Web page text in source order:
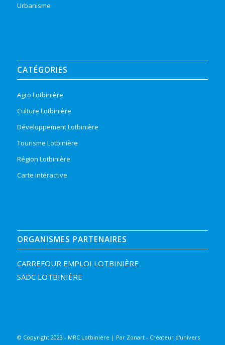
Urbanisme
CATÉGORIES
Agro Lotbinière
Culture Lotbinière
Développement Lotbinière
Tourisme Lotbinière
Région Lotbinière
Carte intéractive
ORGANISMES PARTENAIRES
CARREFOUR EMPLOI LOTBINIÈRE
SADC LOTBINIÈRE
© Copyright 2023 - MRC Lotbinière | Par Zonart - Créateur d'univers